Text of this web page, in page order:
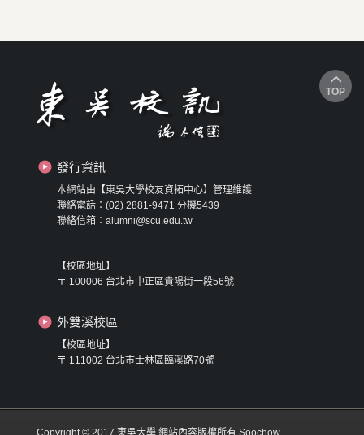
發行資訊
本網站由【東吳大學校友資拓中心】管理維護
聯絡電話：(02) 2881-9471 分機5439
聯絡信箱：alumni@scu.edu.tw
【校區地址】
〒 100006 台北市中正區貴陽街一段56號
外雙溪校區
【校區地址】
〒 111002 台北市士林區臨溪路70號
TOP
Copyright © 2017 東吳大學 網站內容版權所有 Soochow